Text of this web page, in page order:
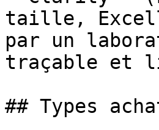
taille,
par un
traçable et
## Types